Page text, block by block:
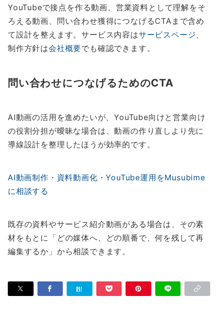
YouTubeで接点を作る動画、営業資料として理解をそ
ろえる動画、問い合わせ獲得につなげるCTAまで含め
て設計を整えます。サービス内容はサービスページ、
制作方針は会社概要でも確認できます。
問い合わせにつなげるためのCTA
AI動画の活用を進めたいが、YouTube向けと営業向け
の役割分担が曖昧な場合は、動画の作り直しより先に
導線設計を整理したほうが効率的です。
AI動画制作・資料動画化・YouTube運用をMusubime
に相談する
既存の資料やサービス紹介動画がある場合は、その素
材をもとに「どの媒体へ、どの順番で、何を残して再
編集するか」から相談できます。